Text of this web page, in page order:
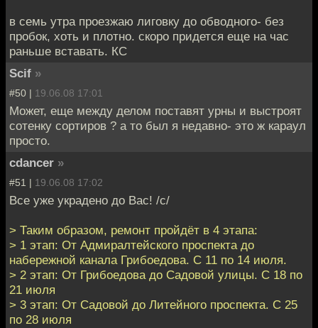
в семь утра проезжаю лиговку до обводного- без
пробок, хоть и плотно. скоро придется еще на час
раньше вставать. КС
Scif »
#50 | 19.06.08 17:01
Может, еще между делом поставят урны и выстроят
сотенку сортиров ? а то был я недавно- это ж караул
просто.
cdancer »
#51 | 19.06.08 17:02
Все уже украдено до Вас! /с/
> Таким образом, ремонт пройдёт в 4 этапа:
> 1 этап: От Адмиралтейского проспекта до
набережной канала Грибоедова. С 11 по 14 июля.
> 2 этап: От Грибоедова до Садовой улицы. С 18 по
21 июля
> 3 этап: От Садовой до Литейного проспекта. С 25
по 28 июля